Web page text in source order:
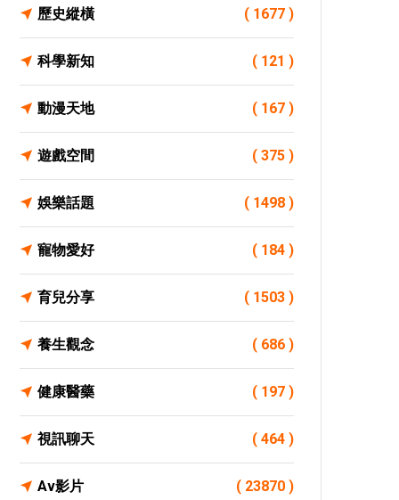
歷史縱橫 ( 1677 )
科學新知 ( 121 )
動漫天地 ( 167 )
遊戲空間 ( 375 )
娛樂話題 ( 1498 )
寵物愛好 ( 184 )
育兒分享 ( 1503 )
養生觀念 ( 686 )
健康醫藥 ( 197 )
視訊聊天 ( 464 )
Av影片 ( 23870 )